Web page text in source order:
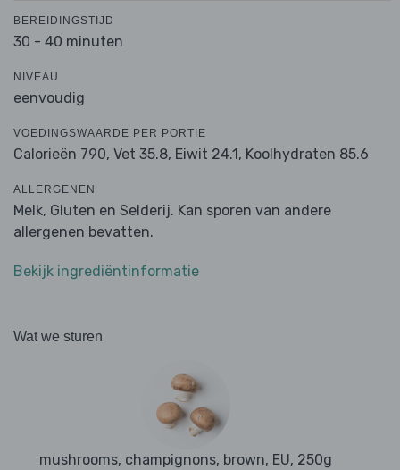
BEREIDINGSTIJD
30 - 40 minuten
NIVEAU
eenvoudig
VOEDINGSWAARDE PER PORTIE
Calorieën 790, Vet 35.8, Eiwit 24.1, Koolhydraten 85.6
ALLERGENEN
Melk, Gluten en Selderij. Kan sporen van andere
allergenen bevatten.
Bekijk ingrediëntinformatie
Wat we sturen
mushrooms, champignons, brown, EU, 250g